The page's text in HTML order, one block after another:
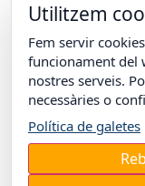
Utilitzem
Fem servir
funcionament del
nostres serveis.
necessàries o
Política de galetes